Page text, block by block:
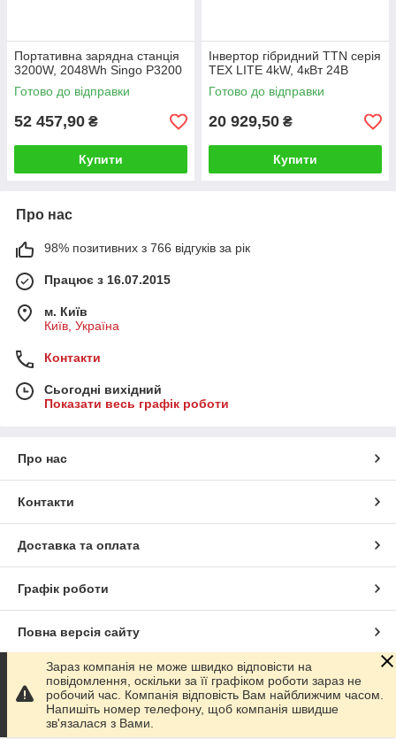
Портативна зарядна станція
3200W, 2048Wh Singo P3200
Готово до відправки
52 457,90 ₴
Купити
Інвертор гібридний TTN серія
TEX LITE 4kW, 4кВт 24В
Готово до відправки
20 929,50 ₴
Купити
Про нас
98% позитивних з 766 відгуків за рік
Працює з 16.07.2015
м. Київ
Київ, Україна
Контакти
Сьогодні вихідний
Показати весь графік роботи
Про нас
Контакти
Доставка та оплата
Графік роботи
Повна версія сайту
Сайт створено на маркетплейсіProm.ua
Політика конфіденційності
Зараз компанія не може швидко відповісти на
повідомлення, оскільки за її графіком роботи зараз не
робочий час. Компанія відповість Вам найближчим часом.
Напишіть номер телефону, щоб компанія швидше
зв'язалася з Вами.